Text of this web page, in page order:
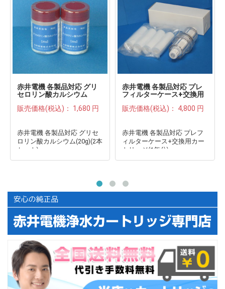
赤井電機 各製品対応 グリ
セロリン酸カルシウム
販売価格(税込)： 1,680 円
赤井電機 各製品対応 グリセ
ロリン酸カルシウム(20g)(2本
セット)
赤井電機 各製品対応 プレ
フィルターケース+交換用
販売価格(税込)： 4,800 円
赤井電機 各製品対応 プレフ
ィルターケース+交換用カー
トリッジ(1年分)